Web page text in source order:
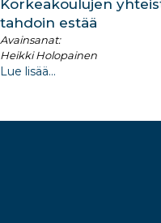
Korkeakoulujen
tahdoin estää
Avainsanat:
Heikki Holopainen
Lue lisää...